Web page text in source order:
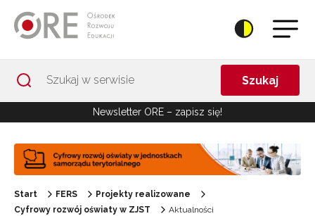
Szukaj
Newsletter ORE – zapisz się!
Start FERS
Projekty realizowane
Cyfrowy rozwój oświaty w ZJST
Aktualności